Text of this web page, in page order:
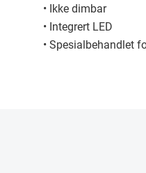
• Ikke dimbar
• Integrert LED
• Spesialbehandlet